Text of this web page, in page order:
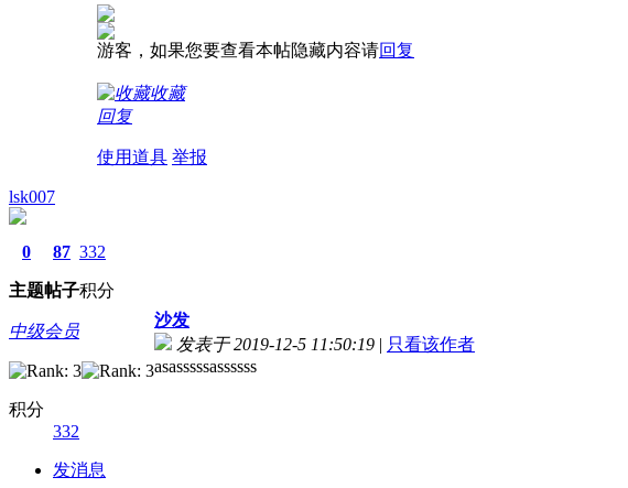
游客，如果您要查看本帖隐藏内容请回复
收藏
回复
使用道具 举报
lsk007
0
主题
87
帖子
332
积分
中级会员
积分
332
发消息
沙发
发表于 2019-12-5 11:50:19 | 只看该作者
asasssssassssss